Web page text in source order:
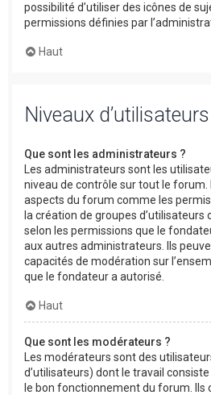
possibilité d’utiliser des icônes de
permissions définies par
Haut
Niveaux
Que sont les administrateurs ?
Les administrateurs sont les
niveau de contrôle sur tout le forum.
aspects du forum comme les
la création de groupes d’utilisateurs
selon les permissions que le
aux autres administrateurs. Ils
capacités de modération sur
que le fondateur a autorisé.
Haut
Que sont les modérateurs ?
Les modérateurs sont des
d’utilisateurs) dont le travail
le bon fonctionnement du forum. Ils